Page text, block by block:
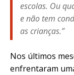
escolas. Ou
e não tem
as crianças.”
Nos últimos
enfrentaram